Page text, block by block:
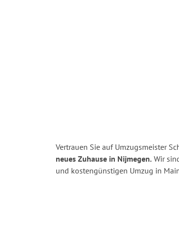
Vertrauen Sie auf Umzugsmeister
neues Zuhause in Nijmegen. Wir
und kostengünstigen Umzug in